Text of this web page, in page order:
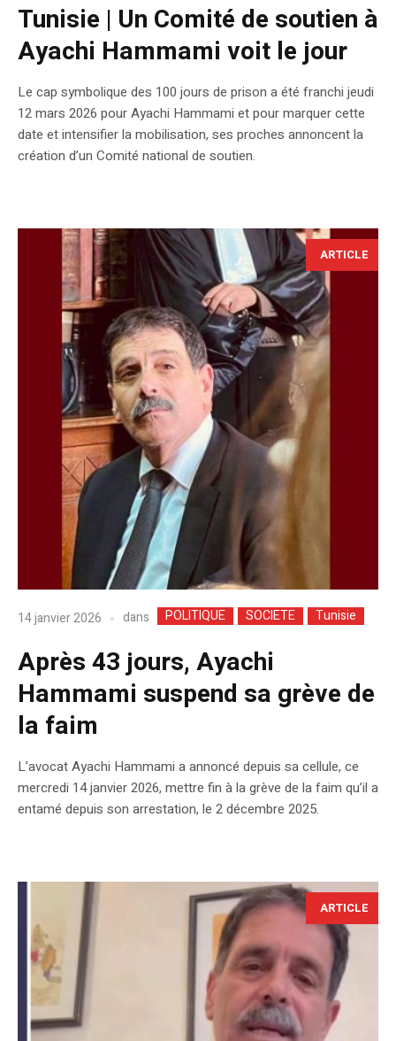
Tunisie | Un Comité de soutien à
Ayachi Hammami voit le jour
Le cap symbolique des 100 jours de prison a été franchi jeudi
12 mars 2026 pour Ayachi Hammami et pour marquer cette
date et intensifier la mobilisation, ses proches annoncent la
création d’un Comité national de soutien.
ARTICLE
14 janvier 2026 dans POLITIQUE SOCIETE Tunisie
Après 43 jours, Ayachi
Hammami suspend sa grève de
la faim
L’avocat Ayachi Hammami a annoncé depuis sa cellule, ce
mercredi 14 janvier 2026, mettre fin à la grève de la faim qu’il a
entamé depuis son arrestation, le 2 décembre 2025.
ARTICLE